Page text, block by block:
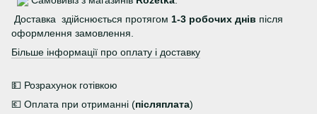
Доставка здійснюється протягом 1-3 робочих днів після
оформлення замовлення.
Більше інформації про оплату і доставку
💵 Розрахунок готівкою
💶 Оплата при отриманні (післяплата)